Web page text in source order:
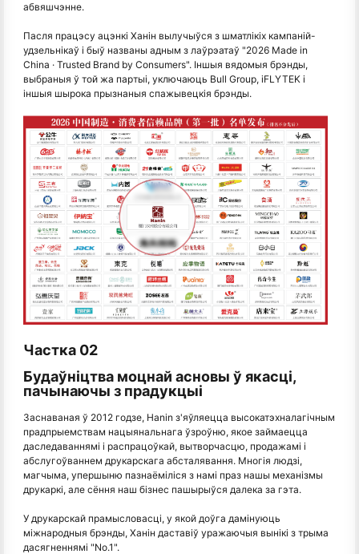
абвяшчэнне.
Пасля працэсу ацэнкі Ханін вылучыўся з шматлікіх кампаній-
удзельнікаў і быў названы адным з лаўрэатаў "2026 Made in
China · Trusted Brand by Consumers". Іншыя вядомыя брэнды,
выбраныя ў той жа партыі, уключаюць Bull Group, iFLYTEK і
іншыя шырока прызнаныя спажывецкія брэнды.
Частка 02
Будаўніцтва моцнай асновы ў якасці,
пачынаючы з прадукцыі
Заснаваная ў 2012 годзе, Hanin з'яўляецца высокатэхналагічным
прадпрыемствам нацыянальнага ўзроўню, якое займаецца
даследаваннямі і распрацоўкай, вытворчасцю, продажамі і
абслугоўваннем друкарскага абсталявання. Многія людзі,
магчыма, упершыню пазнаёміліся з намі праз нашы механізмы
друкаркі, але сёння наш бізнес пашырыўся далека за гэта.
У друкарскай прамысловасці, у якой доўга дамінуюць
міжнародныя брэнды, Ханін даставіў уражаючыя вынікі з трыма
дасягненнямі "No.1".